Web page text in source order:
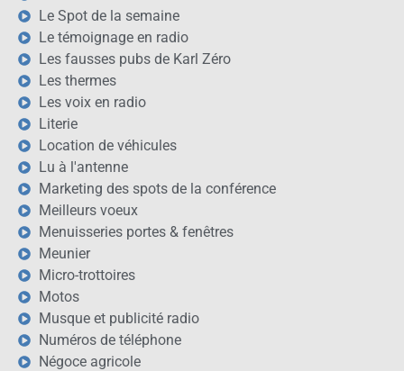
Le Spot de la semaine
Le témoignage en radio
Les fausses pubs de Karl Zéro
Les thermes
Les voix en radio
Literie
Location de véhicules
Lu à l'antenne
Marketing des spots de la conférence
Meilleurs voeux
Menuisseries portes & fenêtres
Meunier
Micro-trottoires
Motos
Musque et publicité radio
Numéros de téléphone
Négoce agricole